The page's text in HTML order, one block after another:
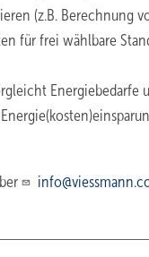
(z.B. Berechnung
für frei wählbare
Energiebedarfe